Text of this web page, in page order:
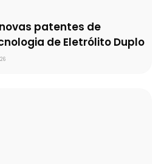
patentes de
de Eletrólito Duplo